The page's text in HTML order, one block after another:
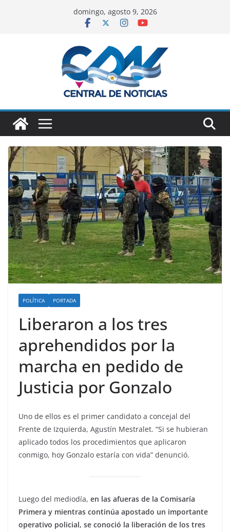
domingo, agosto 9, 2026
POLÍTICA PORTADA
Liberaron a los tres
aprehendidos por la
marcha en pedido de
Justicia por Gonzalo
Uno de ellos es el primer candidato a concejal del
Frente de Izquierda, Agustín Mestralet. “Si se hubieran
aplicado todos los procedimientos que aplicaron
conmigo, hoy Gonzalo estaría con vida” denunció.
Luego del mediodía, en las afueras de la Comisaría
Primera y mientras continúa apostado un importante
operativo policial, se conoció la liberación de los tres